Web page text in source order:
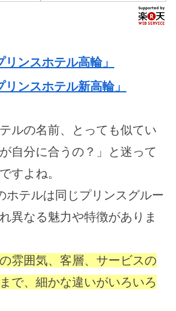
リンスホテル高輪」
リンスホテル新高輪」
ルの名前、とっても似てい
自分に合うの？」と迷って
すよね。
ホテルは同じプリンスグルー
異なる魅力や特徴がありま
雰囲気、客層、サービスの
で、細かな違いがいろいろ